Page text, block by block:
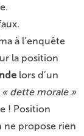
à l’enquête
la position
lors d’un
« dette morale »
! Position
ne propose rien